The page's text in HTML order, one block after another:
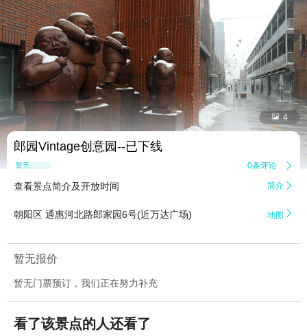
 4
郎园Vintage创意园--已下线
暂无点评 0条评论 
查看景点简介及开放时间 简介 
朝阳区 通惠河北路郎家园6号(近万达广场) 地图 
暂无报价
暂无门票预订，我们正在努力补充
看了该景点的人还看了
